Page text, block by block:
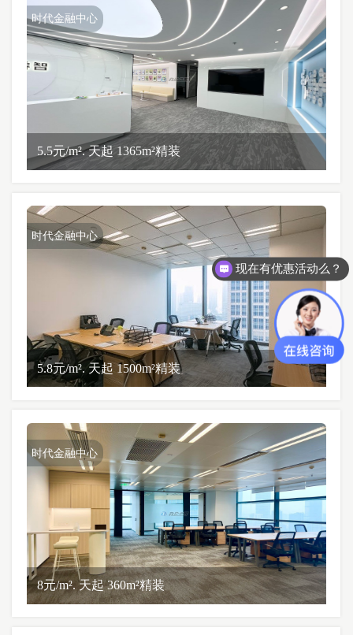
时代金融中心
5.5元/m². 天起 1365m²精装
时代金融中心
5.8元/m². 天起 1500m²精装
时代金融中心
8元/m². 天起 360m²精装
可以介绍下你们的产品么？
现在有优惠活动么？